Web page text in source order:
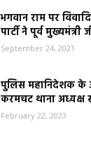
भगवान राम पर
पार्टी ने पूर्व मुख्यमंत्री
September 24, 2021
पुलिस महानिदेशक के
करमचट थाना
February 22, 2023